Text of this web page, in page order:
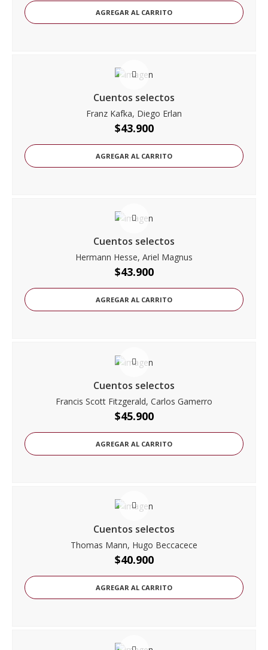
AGREGAR AL CARRITO
Cuentos selectos
Franz Kafka, Diego Erlan
$43.900
AGREGAR AL CARRITO
Cuentos selectos
Hermann Hesse, Ariel Magnus
$43.900
AGREGAR AL CARRITO
Cuentos selectos
Francis Scott Fitzgerald, Carlos Gamerro
$45.900
AGREGAR AL CARRITO
Cuentos selectos
Thomas Mann, Hugo Beccacece
$40.900
AGREGAR AL CARRITO